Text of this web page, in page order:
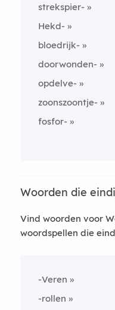
strekspier-
Hekd-
bloedrijk-
doorwonden-
opdelve-
zoonszoontje-
fosfor-
Woorden die
Vind woorden voor
woordspellen die
-Veren
-rollen